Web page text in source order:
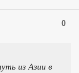
0
из Азии в